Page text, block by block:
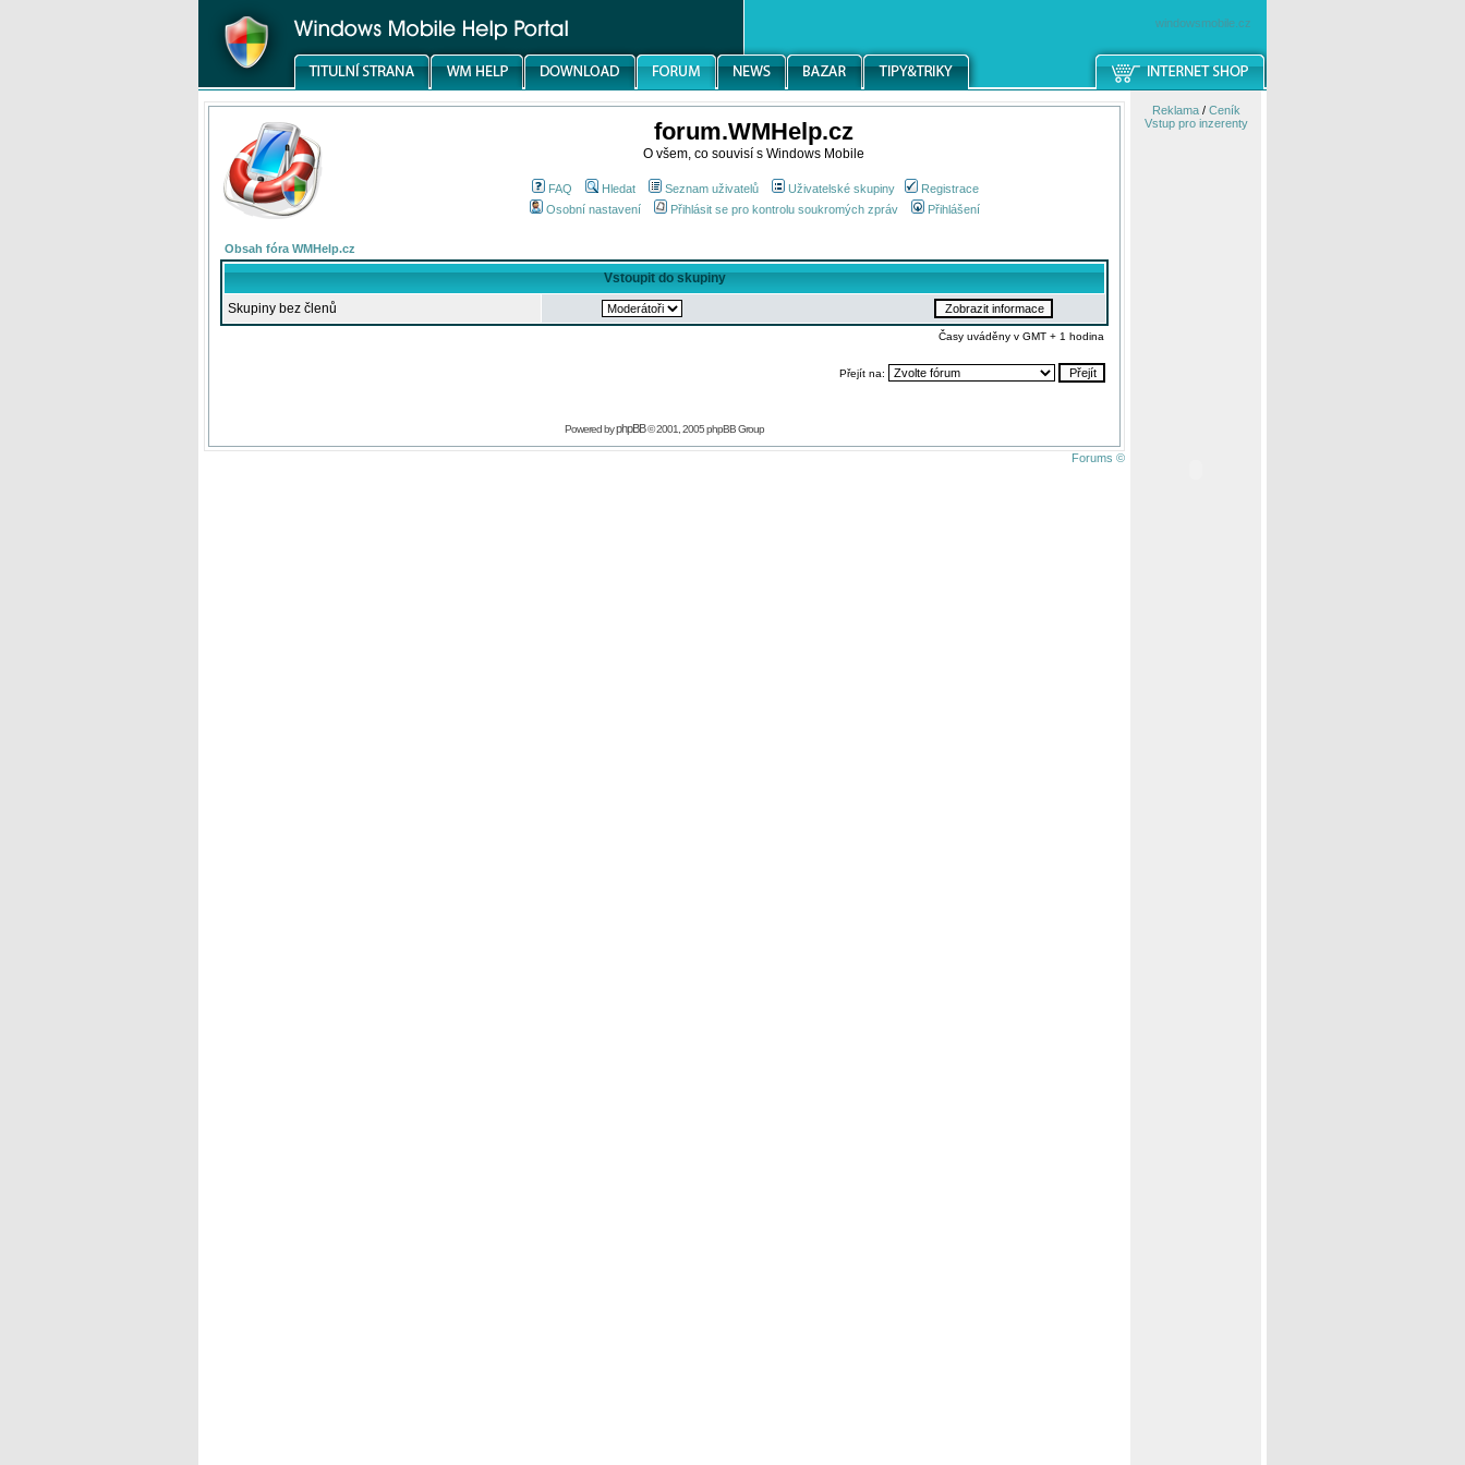
windowsmobile.cz
forum.WMHelp.cz
O všem, co souvisí s Windows Mobile
FAQ Hledat Seznam uživatelů Uživatelské skupiny
Registrace
Osobní nastavení
Přihlásit se pro kontrolu soukromých zpráv Přihlášení
Obsah fóra WMHelp.cz
Vstoupit do skupiny
Skupiny bez členů
Časy uváděny v GMT + 1 hodina
Přejít na:
Powered byphpBB© 2001, 2005 phpBB Group
Forums ©
Reklama/ Ceník
Vstup pro inzerenty